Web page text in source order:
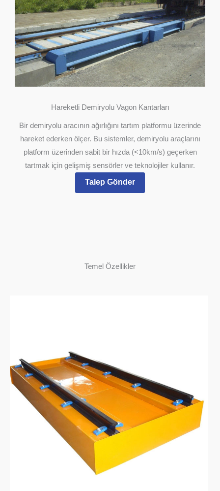
Hareketli Demiryolu Vagon Kantarları
Bir demiryolu aracının ağırlığını tartım platformu üzerinde
hareket ederken ölçer. Bu sistemler, demiryolu araçlarını
platform üzerinden sabit bir hızda (<10km/s) geçerken
tartmak için gelişmiş sensörler ve teknolojiler kullanır.
Talep Gönder
Temel Özellikler